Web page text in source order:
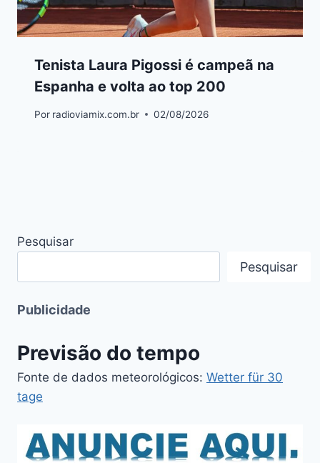
Tenista Laura Pigossi é campeã na
Espanha e volta ao top 200
Por radioviamix.com.br 02/08/2026
Pesquisar
Pesquisar
Publicidade
Previsão do tempo
Fonte de dados meteorológicos: Wetter für 30
tage